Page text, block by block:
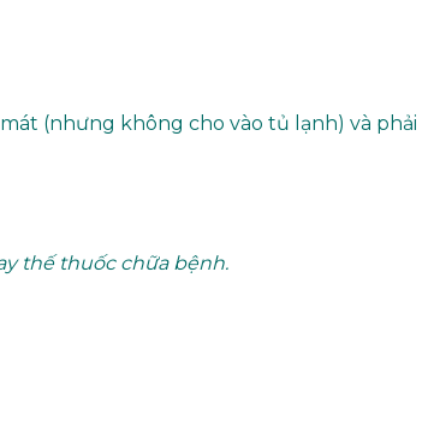
(nhưng không cho vào tủ lạnh) và phải
thế thuốc chữa bệnh.